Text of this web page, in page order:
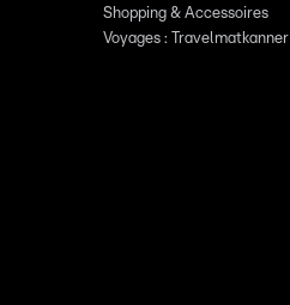
Shopping & Accessoires
Voyages : Travelmatkanner